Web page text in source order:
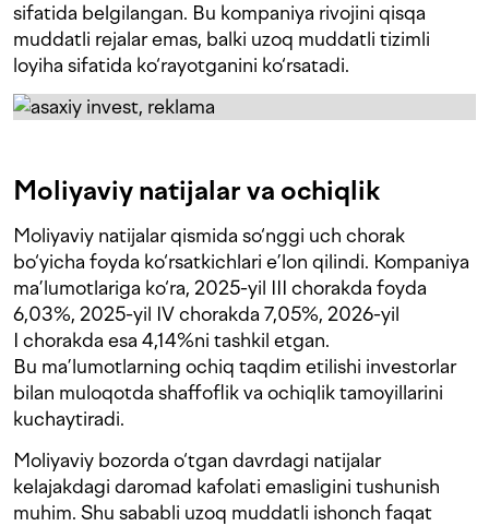
sifatida belgilangan. Bu kompaniya rivojini qisqa
muddatli rejalar emas, balki uzoq muddatli tizimli
loyiha sifatida ko‘rayotganini ko‘rsatadi.
Moliyaviy natijalar va ochiqlik
Moliyaviy natijalar qismida so‘nggi uch chorak
bo‘yicha foyda ko‘rsatkichlari e’lon qilindi. Kompaniya
ma’lumotlariga ko‘ra, 2025-yil III chorakda foyda
6,03%, 2025-yil IV chorakda 7,05%, 2026-yil
I chorakda esa 4,14%ni tashkil etgan.
Bu ma’lumotlarning ochiq taqdim etilishi investorlar
bilan muloqotda shaffoflik va ochiqlik tamoyillarini
kuchaytiradi.
Moliyaviy bozorda o‘tgan davrdagi natijalar
kelajakdagi daromad kafolati emasligini tushunish
muhim. Shu sababli uzoq muddatli ishonch faqat